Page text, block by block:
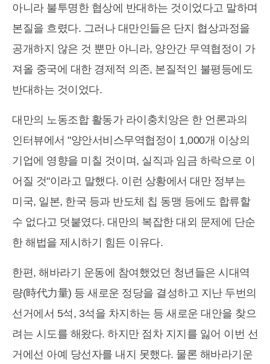
아니라 불투명한 협상에 반대하는 것이었다고 말하며
본질을 흐렸다. 그러나 대만인들은 단지 협상과정을
공개하지 않은 것 뿐만 아니라, 양안간 무역협정이 가
져올 중국에 대한 경제적 의존, 본질적인 불평등에도
반대하는 것이었다.
대만의 노동조합 활동가 라이충치앙은 한 언론과의
인터뷰에서 "양안서비스무역협정이 1,000개 이상의
기업에 영향을 미칠 것이며, 실직과 임금 하락으로 이
어질 것"이라고 말했다. 이런 상황에서 대만 정부는
미국, 일본, 한국 등과 반도체 칩 동맹 등에도 합류할
수 없다고 덧붙였다. 대만의 복잡한 대외 문제에 단순
한 해법을 제시하기 힘든 이유다.
한편, 해바라기 운동에 참여했었던 청년들은 시대역
량(時代力量) 등 새로운 정당을 결성하고 지난 두번의
선거에서 5석, 3석을 차지하는 등 새로운 대안을 찾으
려는 시도를 해왔다. 하지만 점차 지지를 잃어 이번 선
거에선 아예 당선자를 내지 못했다. 물론 해바라기운